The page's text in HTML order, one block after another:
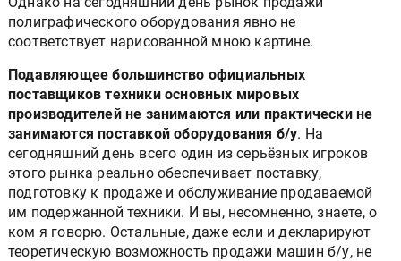
полиграфического оборудования явно не
соответствует нарисованной мною картине.
Подавляющее большинство официальных
поставщиков техники основных мировых
производителей не занимаются или практически не
занимаются поставкой оборудования б/у. На
сегодняшний день всего один из серьёзных игроков
этого рынка реально обеспечивает поставку,
подготовку к продаже и обслуживание продаваемой
им подержанной техники. И вы, несомненно, знаете, о
ком я говорю. Остальные, даже если и декларируют
теоретическую возможность продажи машин б/у, не